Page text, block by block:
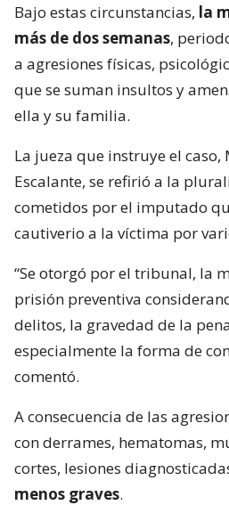
Bajo estas circunstancias, la
más de dos semanas,
a agresiones físicas,
que se suman insultos y
ella y su familia.
La jueza que instruye el caso,
Escalante, se refirió a la
cometidos por el imputado
cautiverio a la víctima por
“Se otorgó por el tribunal, la
prisión preventiva
delitos, la gravedad de la
especialmente la forma de
comentó.
A consecuencia de las
con derrames, hematomas,
cortes, lesiones
menos graves.